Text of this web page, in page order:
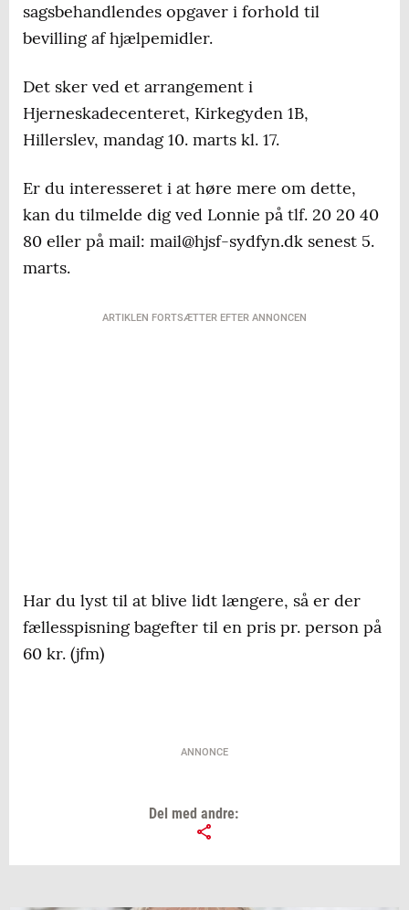
sagsbehandlendes opgaver i forhold til
bevilling af hjælpemidler.
Det sker ved et arrangement i
Hjerneskadecenteret, Kirkegyden 1B,
Hillerslev, mandag 10. marts kl. 17.
Er du interesseret i at høre mere om dette,
kan du tilmelde dig ved Lonnie på tlf. 20 20 40
80 eller på mail: mail@hjsf-sydfyn.dk senest 5.
marts.
ARTIKLEN FORTSÆTTER EFTER ANNONCEN
Har du lyst til at blive lidt længere, så er der
fællesspisning bagefter til en pris pr. person på
60 kr. (jfm)
ANNONCE
Del med andre: